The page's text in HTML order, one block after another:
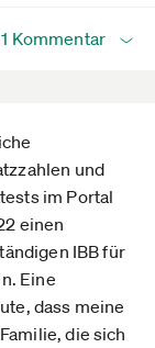
1 Kommentar
und
im Portal
einen
IBB für
Eine
dass meine
die sich